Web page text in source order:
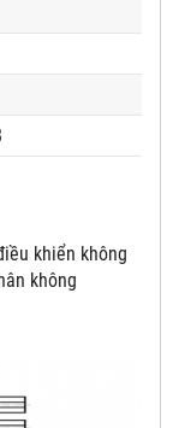
khiển không
không